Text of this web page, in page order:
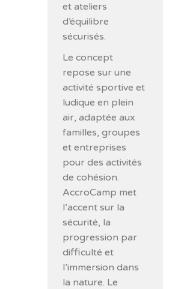
et ateliers
d’équilibre
sécurisés.
Le concept
repose sur une
activité sportive et
ludique en plein
air, adaptée aux
familles, groupes
et entreprises
pour des activités
de cohésion.
AccroCamp met
l’accent sur la
sécurité, la
progression par
difficulté et
l’immersion dans
la nature. Le